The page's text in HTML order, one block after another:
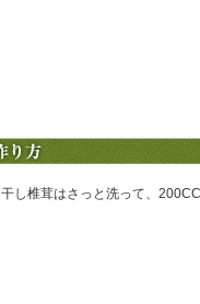
干し椎茸はさっと洗って、